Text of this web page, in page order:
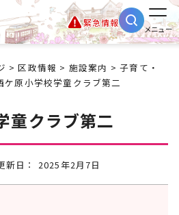
緊急情報
メニュー
>区政情報 > 施設案内 >子育て・
ケ原小学校学童クラブ第二
童クラブ第二
日： 2025年2月7日